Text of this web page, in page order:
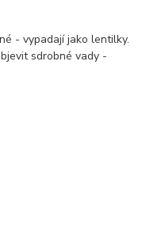
- vypadají jako lentilky.
sdrobné vady -